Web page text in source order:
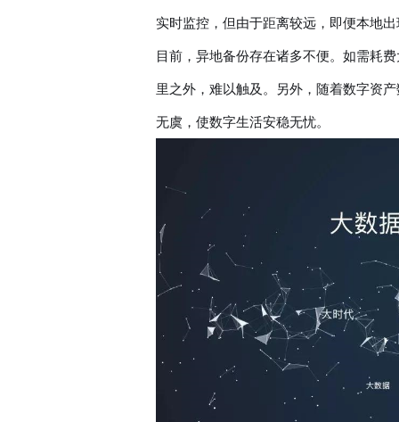
实时监控，但由于距离较远，即便本地
目前，异地备份存在诸多不便。如需耗
里之外，难以触及。另外，随着数字资
无虞，使数字生活安稳无忧。